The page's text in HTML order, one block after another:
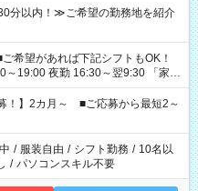
分以内！≫ご希望の勤務地を紹介
夜勤 16:30～翌9:30 「家族
を持って夕飯の準備がしたい」
」 など、ご希望を教えてください
間。 合計で週40時間を超える場
！】2カ月～ ■ご応募から最短2～
/ 服装自由 / シフト勤務 / 10名以
/ パソコンスキル不要